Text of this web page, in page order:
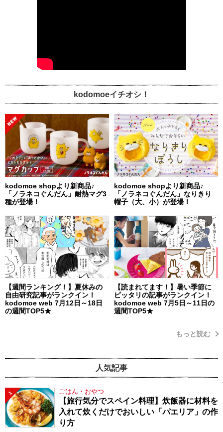
kodomoeイチオシ！
kodomoe shopより新商品♪
「ノラネコぐんだん」耐熱マグ3
種が登場！
kodomoe shopより新商品♪
「ノラネコぐんだん」なりきり
帽子（大、小）が登場！
【週間ランキング！】夏休みの
自由研究記事がランクイン！
kodomoe web 7月12日～18日
の週間TOP5★
【読まれてます！】暑い季節に
ピッタリの記事がランクイン！
kodomoe web 7月5日～11日の
週間TOP5★
もっと読む
人気記事
1 ごはん・おやつ
【旅行気分でスペイン料理】炊飯器に材料を
入れて炊くだけでおいしい「パエリア」の作
り方